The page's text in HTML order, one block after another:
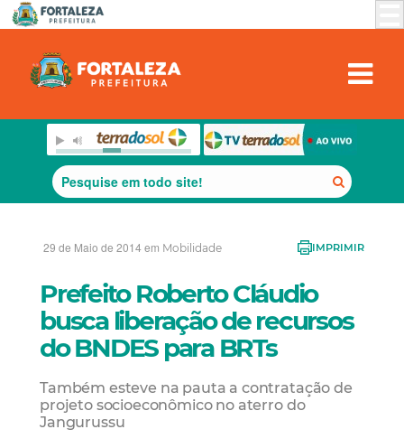
29 de Maio de 2014 em Mobilidade IMPRIMIR
Prefeito Roberto Cláudio
busca liberação de recursos
do BNDES para BRTs
Também esteve na pauta a contratação de
projeto socioeconômico no aterro do
Jangurussu